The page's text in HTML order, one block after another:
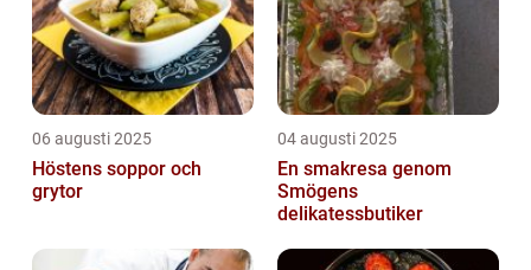
06 augusti 2025
Höstens soppor och
grytor
04 augusti 2025
En smakresa genom
Smögens
delikatessbutiker